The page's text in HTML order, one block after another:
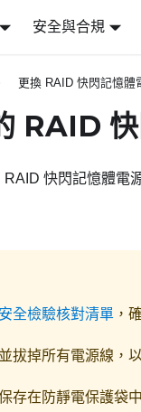
安全與合規
更換 RAID 快閃記憶體
RAID
快閃記憶體電
安全檢驗核對清單 ，
拔掉所有電源線，
存在防靜電保護袋